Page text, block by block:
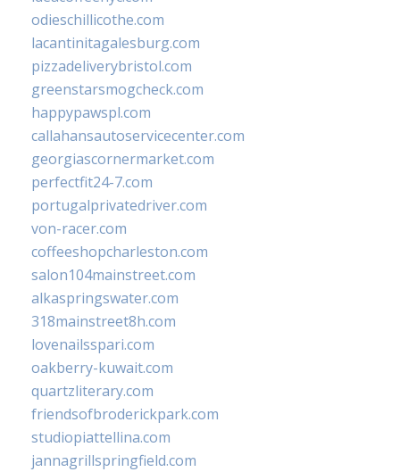
odieschillicothe.com
lacantinitagalesburg.com
pizzadeliverybristol.com
greenstarsmogcheck.com
happypawspl.com
callahansautoservicecenter.com
georgiascornermarket.com
perfectfit24-7.com
portugalprivatedriver.com
von-racer.com
coffeeshopcharleston.com
salon104mainstreet.com
alkaspringswater.com
318mainstreet8h.com
lovenailsspari.com
oakberry-kuwait.com
quartzliterary.com
friendsofbroderickpark.com
studiopiattellina.com
jannagrillspringfield.com